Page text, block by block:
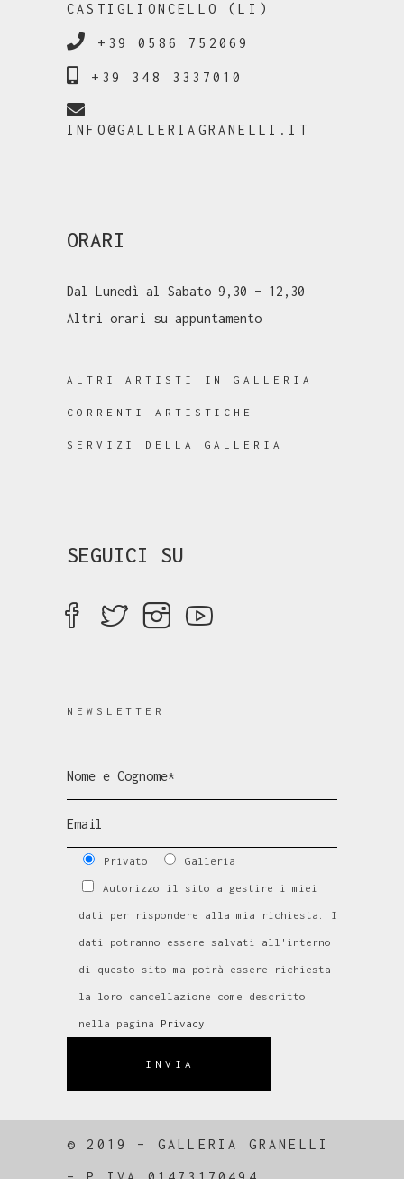
CASTIGLIONCELLO (LI)
+39 0586 752069
+39 348 3337010
INFO@GALLERIAGRANELLI.IT
ORARI
Dal Lunedì al Sabato 9,30 – 12,30
Altri orari su appuntamento
ALTRI ARTISTI IN GALLERIA
CORRENTI ARTISTICHE
SERVIZI DELLA GALLERIA
SEGUICI SU
NEWSLETTER
Privato Galleria
Autorizzo il sito a gestire i miei
dati per rispondere alla mia richiesta. I
dati potranno essere salvati all'interno
di questo sito ma potrà essere richiesta
la loro cancellazione come descritto
nella pagina Privacy
INVIA
© 2019 – GALLERIA GRANELLI